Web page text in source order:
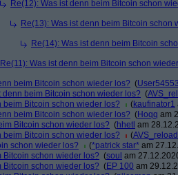
Re(12): Was ist denn beim Bitcoin schon
Re(13): Was ist denn beim Bitcoin schon
Re(14): Was ist denn beim Bitcoin
Re(11): Was ist denn beim Bitcoin schon
beim Bitcoin schon wieder los? (
denn beim Bitcoin schon wieder los? (
beim Bitcoin schon wieder los?
(kaufinator1
beim Bitcoin schon wieder los? (Hoqq am
Bitcoin schon wieder los? (hhetl am
beim Bitcoin schon wieder los?
(
schon wieder los?
(*patrick star* am
Bitcoin schon wieder los? (soul am
Bitcoin schon wieder los? (EP 100 am